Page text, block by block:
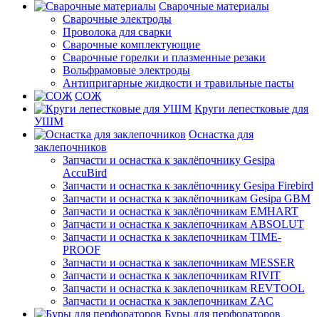
Сварочные материалы
Сварочные электроды
Проволока для сварки
Сварочные комплектующие
Сварочные горелки и плазменные резаки
Вольфрамовые электроды
Антипригарные жидкости и травильные пасты
СОЖ
Круги лепестковые для
УШМ
Оснастка для
заклепочников
Запчасти и оснастка к заклёпочнику Gesipa
AccuBird
Запчасти и оснастка к заклёпочнику Gesipa Firebird
Запчасти и оснастка к заклёпочникам Gesipa GBM
Запчасти и оснастка к заклёпочникам EMHART
Запчасти и оснастка к заклепочникам ABSOLUT
Запчасти и оснастка к заклепочникам TIME-
PROOF
Запчасти и оснастка к заклепочникам MESSER
Запчасти и оснастка к заклепочникам RIVIT
Запчасти и оснастка к заклепочникам REVTOOL
Запчасти и оснастка к заклепочникам ZAC
Буры для перфораторов